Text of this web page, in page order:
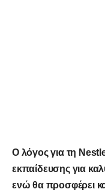
Ο λόγος για τη
εκπαίδευσης για
ενώ θα προσφέρει